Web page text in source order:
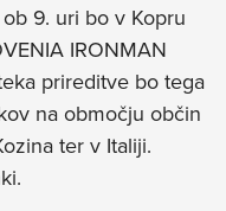
9. uri bo v Kopru
IRONMAN
prireditve bo tega
na območju občin
ter v Italiji.